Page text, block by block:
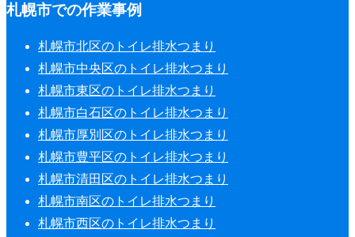
札幌市での作業事例
札幌市北区のトイレ排水つまり
札幌市中央区のトイレ排水つまり
札幌市東区のトイレ排水つまり
札幌市白石区のトイレ排水つまり
札幌市厚別区のトイレ排水つまり
札幌市豊平区のトイレ排水つまり
札幌市清田区のトイレ排水つまり
札幌市南区のトイレ排水つまり
札幌市西区のトイレ排水つまり